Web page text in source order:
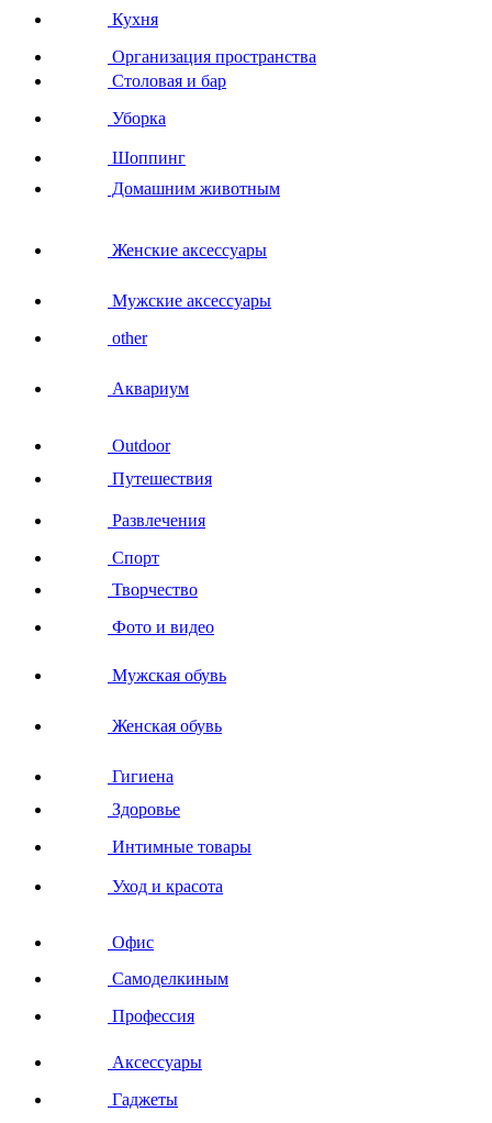
Кухня
Организация пространства
Столовая и бар
Уборка
Шоппинг
Домашним животным
Женские аксессуары
Мужские аксессуары
other
Аквариум
Outdoor
Путешествия
Развлечения
Спорт
Творчество
Фото и видео
Мужская обувь
Женская обувь
Гигиена
Здоровье
Интимные товары
Уход и красота
Офис
Самоделкиным
Профессия
Аксессуары
Гаджеты